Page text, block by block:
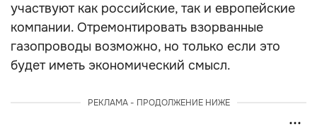
участвуют как российские, так и европейские
компании. Отремонтировать взорванные
газопроводы возможно, но только если это
будет иметь экономический смысл.
РЕКЛАМА - ПРОДОЛЖЕНИЕ НИЖЕ